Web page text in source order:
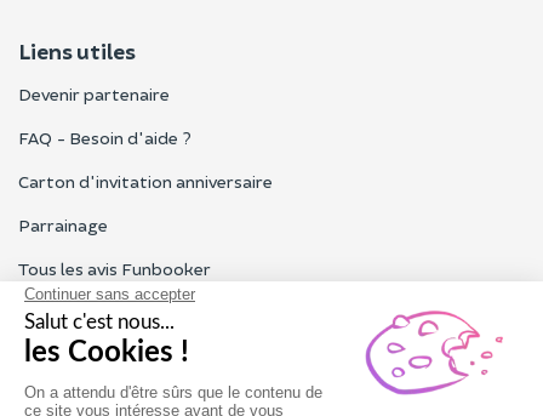
Liens utiles
Devenir partenaire
FAQ - Besoin d'aide ?
Carton d'invitation anniversaire
Parrainage
Tous les avis Funbooker
Particuliers, entreprises, professionnels
Notre service client est ouvert du lundi au vendredi de 9h à 18h